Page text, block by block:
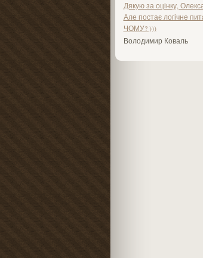
Дякую за оцінку,
Але постає логічне
ЧОМУ? )))
Володимир Коваль